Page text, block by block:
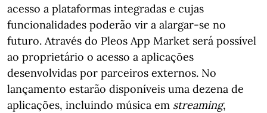
acesso a plataformas integradas e cujas
funcionalidades poderão vir a alargar-se no
futuro. Através do Pleos App Market será possível
ao proprietário o acesso a aplicações
desenvolvidas por parceiros externos. No
lançamento estarão disponíveis uma dezena de
aplicações, incluindo música em streaming,